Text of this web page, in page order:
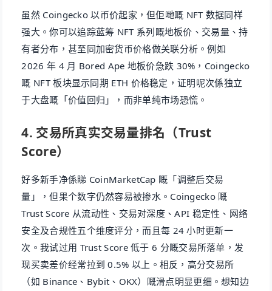
虽然 Coingecko 以币价起家，但佢哋嘅 NFT 数据同样
强大。你可以追踪蓝筹 NFT 系列嘅地板价、交易量、持
有者分布，甚至同加密货币价格做关联分析。例如
2026 年 4 月 Bored Ape 地板价急跌 30%，Coingecko
嘅 NFT 板块显示同期 ETH 价格稳定，证明呢次係独立
于大盘嘅「价值回归」，而非单纯市场恐慌。
4. 交易所真实交易量排名（Trust
Score）
好多新手净係睇 CoinMarketCap 嘅「调整后交易
量」，但果个数字仍然容易被掺水。Coingecko 嘅
Trust Score 从流动性、交易对深度、API 稳定性、网络
安全及合规性五个维度评分，而且每 24 小时更新一
次。我试过用 Trust Score 低于 6 分嘅交易所落单，发
现买卖差价经常拉到 0.5% 以上。相反，高分交易所
（如 Binance、Bybit、OKX）嘅滑点明显更细。想知边